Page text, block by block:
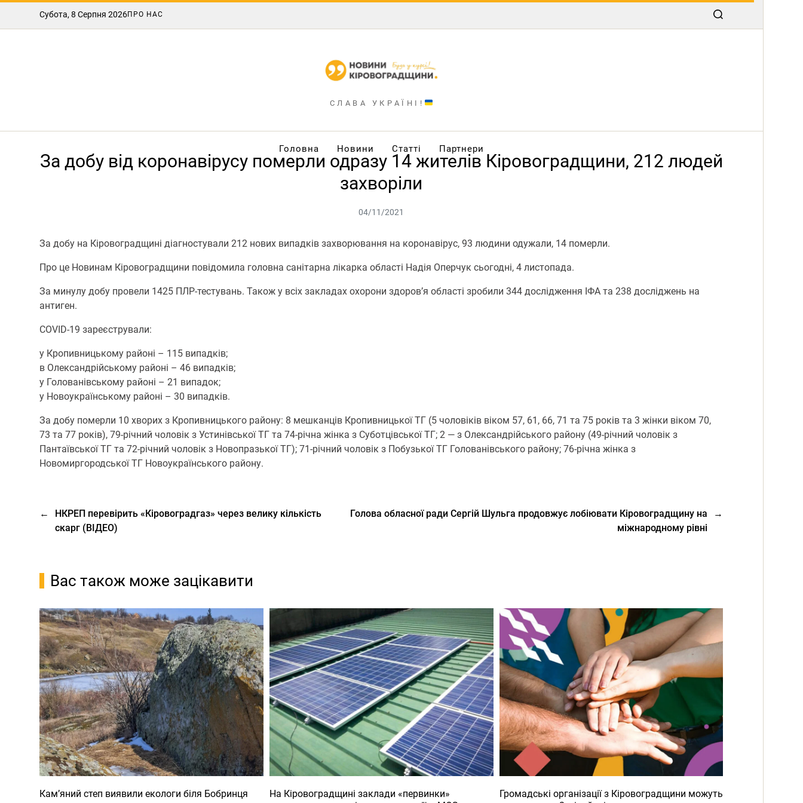
Субота, 8 Серпня 2026ПРО НАС
СЛАВА УКРАЇНІ!
Головна Новини Статті Партнери
За добу від коронавірусу померли одразу 14 жителів Кіровоградщини, 212 людей
захворіли
04/11/2021
За добу на Кіровоградщині діагностували 212 нових випадків захворювання на коронавірус, 93 людини одужали, 14 померли.
Про це Нoвинам Кірoвoградщини повідомила головна санітарна лікарка області Надія Оперчук сьогодні, 4 листопада.
За минулу добу провели 1425 ПЛР-тестувань. Також у всіх закладах охорони здоров’я області зробили 344 дослідження ІФА та 238 досліджень на
антиген.
COVID-19 зареєстрували:
у Кропивницькому районі – 115 випадків;
в Олександрійському районі – 46 випадків;
у Голованівському районі – 21 випадок;
у Новоукраїнському районі – 30 випадків.
За добу померли 10 хворих з Кропивницького району: 8 мешканців Кропивницької ТГ (5 чоловіків віком 57, 61, 66, 71 та 75 років та 3 жінки віком 70,
73 та 77 років), 79-річний чоловік з Устинівської ТГ та 74-річна жінка з Суботцівської ТГ; 2 — з Олександрійського району (49-річний чоловік з
Пантаївської ТГ та 72-річний чоловік з Новопразької ТГ); 71-річний чоловік з Побузької ТГ Голованівського району; 76-річна жінка з
Новомиргородської ТГ Новоукраїнського району.
←
НКРЕП перевірить «Кіровоградгаз» через велику кількість
скарг (ВІДЕО)
→
Голова обласної ради Сергій Шульга продовжує лобіювати Кіровоградщину на
міжнародному рівні
Вас також може зацікавити
Кам’яний степ виявили екологи біля Бобринця
На Кіровоградщині заклади «первинки»
Громадські організації з Кіровоградщини можуть